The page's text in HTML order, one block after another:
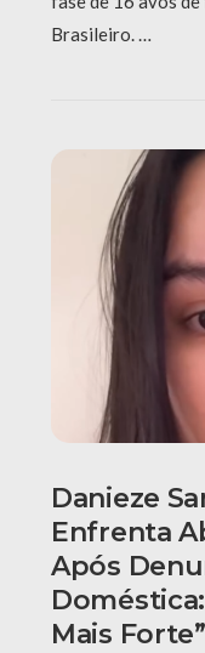
Brasileiro. …
Danieze
Enfrenta
Após
Mais Forte”